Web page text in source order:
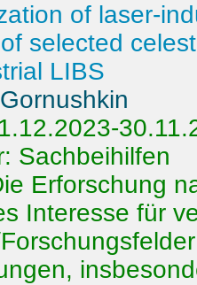
of laser-
selected
LIBS
Sachbeihilfen
Erforschung
Interesse für